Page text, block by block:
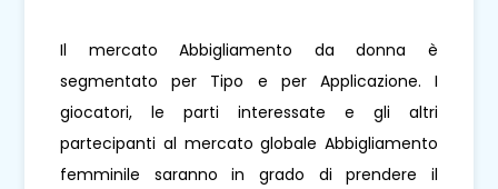
Il mercato Abbigliamento da donna è
segmentato per Tipo e per Applicazione. I
giocatori, le parti interessate e gli altri
partecipanti al mercato globale Abbigliamento
femminile saranno in grado di prendere il